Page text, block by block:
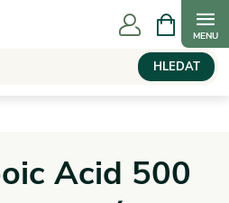
HLEDAT
NÁKUPNÍ
KOŠÍK
Acid 500